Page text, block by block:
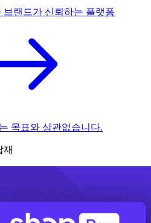
브랜드가 신뢰하는 플랫폼
목표와 상관없습니다.
재